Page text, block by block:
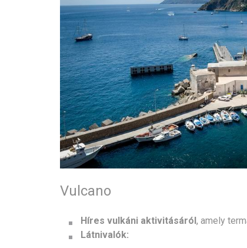
Vulcano
Híres vulkáni aktivitásáról, amely
Látnivalók: